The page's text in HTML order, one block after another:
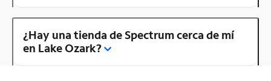
¿Hay una tienda de Spectrum cerca de mí
en Lake Ozark?